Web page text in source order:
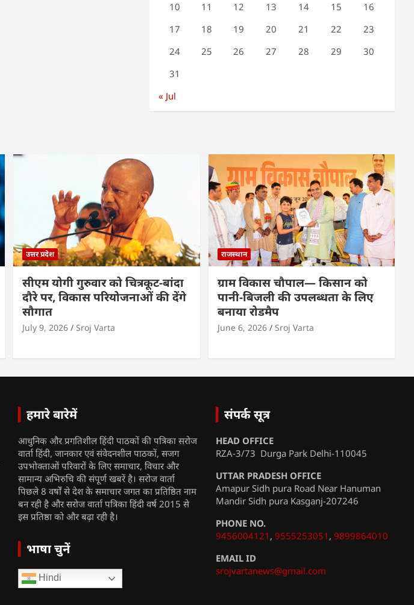
10
11 12 13 14 15
16
17
18 19 20 21 22
23
24
25 26 27 28 29
30
31
« Jul
उत्तर प्रदेश
सीएम योगी गुरुवार को चित्रकूट-बांदा
दौरे पर, विकास परियोजनाओं की देंगे
सौगात
July 9, 2026 Sroj Varta
राजस्थान
ग्राम विकास चौपाल— किसान को
पानी-बिजली की उपलब्धता के लिए
बनाया रोडमैप
June 6, 2026 Sroj Varta
हमारे बारेमें
आधुनिक और प्रगतिशील हिंदी पाठकों की पत्रिका सरोज
वार्ता हिंदी, जानकार एवं संवेदनशील पाठकों, सजग
उपभोक्ताओं परिवारों के लिए समाचार, विचार और
सामान्य अभिरुचि की संपूर्ण खबरें है। सरोज वार्ता
पिछले 8 वर्षों से देश के समाचार जगत का प्रतिष्ठित नाम
बन रही है और सरोज वार्ता पत्रिका हिंदी वर्ष 2015 से
इस प्रतिष्ठा को और बढ़ा रही है।
भाषा चुनें
Hindi
संपर्क सूत्र
HEAD OFFICE
RZA-3/73 Durga Park Delhi-110045
UTTAR PRADESH OFFICE
Amapur Sidh pura Road Near Hanuman
Mandir Sidh pura Kasganj-207246
PHONE NO.
9456004121 , 9555253051 , 9899864010
EMAIL ID
srojvartanews@gmail.com